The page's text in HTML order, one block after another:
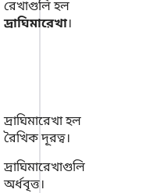
রেখাগুলি হল
দ্রাঘিমারেখা।
দ্রাঘিমারেখা হল
রৈখিক দূরত্ব।
দ্রাঘিমারেখাগুলি
অর্ধবৃত্ত।